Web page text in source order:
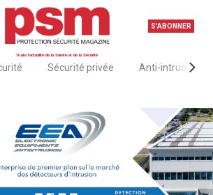
S'ABONNER
Toute l'actualité de la Sûreté et de la Sécurité
Sécurité privée Anti-intrusion &